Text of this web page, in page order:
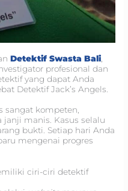
Detektif Swasta Bali
profesional dan
yang dapat Anda
Detektif Jack’s Angels.
sangat kompeten,
manis. Kasus selalu
bukti. Setiap hari Anda
mengenai progres
ciri-ciri detektif